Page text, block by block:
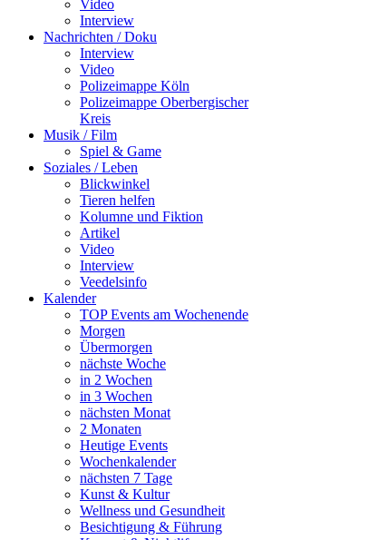
Video
Interview
Nachrichten / Doku
Interview
Video
Polizeimappe Köln
Polizeimappe Oberbergischer
Kreis
Musik / Film
Spiel & Game
Soziales / Leben
Blickwinkel
Tieren helfen
Kolumne und Fiktion
Artikel
Video
Interview
Veedelsinfo
Kalender
TOP Events am Wochenende
Morgen
Übermorgen
nächste Woche
in 2 Wochen
in 3 Wochen
nächsten Monat
2 Monaten
Heutige Events
Wochenkalender
nächsten 7 Tage
Kunst & Kultur
Wellness und Gesundheit
Besichtigung & Führung